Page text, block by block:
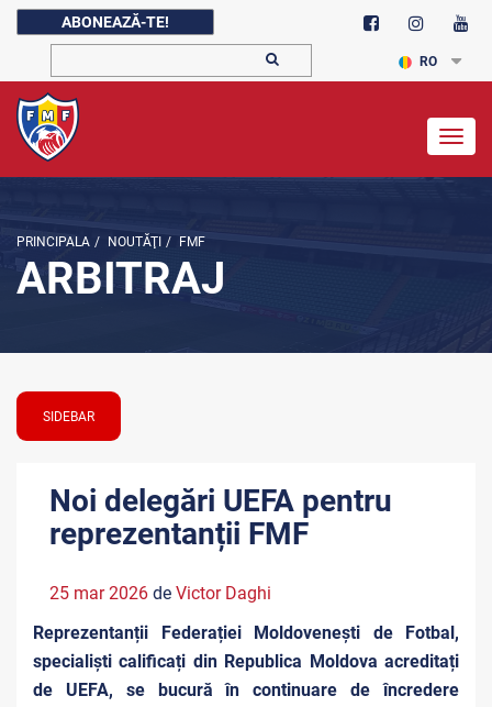
ABONEAZĂ-TE!
RO
PRINCIPALA / NOUTĂŢI / FMF
ARBITRAJ
SIDEBAR
Noi delegări UEFA pentru
reprezentanții FMF
25 mar 2026 de Victor Daghi
Reprezentanții Federației Moldovenești de Fotbal,
specialiști calificați din Republica Moldova acreditați
de UEFA, se bucură în continuare de încredere